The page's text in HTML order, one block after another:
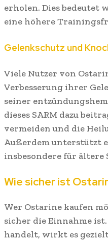
erholen. Dies bedeutet
eine höhere
Gelenkschutz und
Viele Nutzer von
Verbesserung ihrer
seiner
dieses SARM dazu
vermeiden und die
Außerdem unterstützt
insbesondere für
Wie sicher ist
Wer Ostarine kaufen
sicher die Einnahme ist.
handelt, wirkt es